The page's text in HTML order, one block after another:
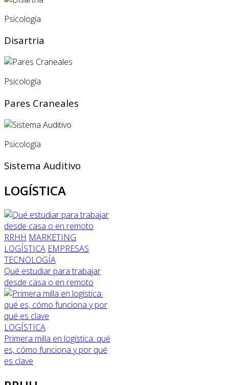
Psicología
Disartria
Psicología
Pares Craneales
Psicología
Sistema Auditivo
LOGÍSTICA
RRHH MARKETING
LOGÍSTICA EMPRESAS
TECNOLOGÍA
Qué estudiar para trabajar
desde casa o en remoto
LOGÍSTICA
Primera milla en logística: qué
es, cómo funciona y por qué
es clave